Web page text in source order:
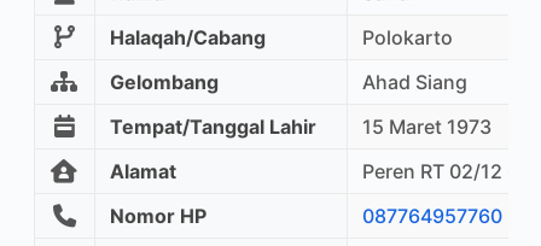
Halaqah/Cabang
Polokarto
Gelombang
Ahad Siang
Tempat/Tanggal Lahir
15 Maret 1973
Alamat
Peren RT 02/12
Nomor HP
087764957760